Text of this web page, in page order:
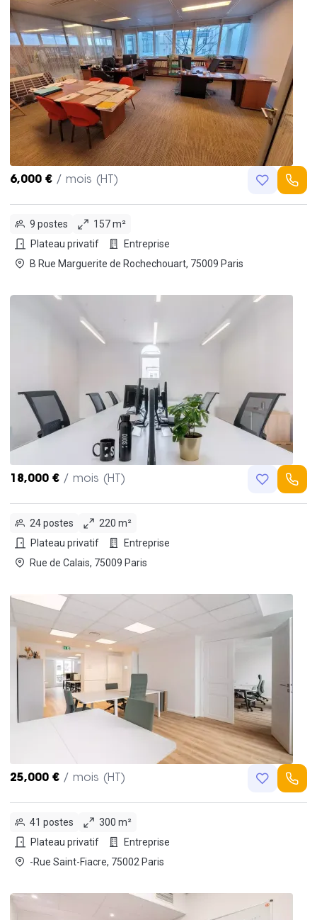
6,000 € / mois (HT)
9 postes
157 m²
Plateau privatif
Entreprise
B Rue Marguerite de Rochechouart, 75009 Paris
18,000 € / mois (HT)
24 postes
220 m²
Plateau privatif
Entreprise
Rue de Calais, 75009 Paris
25,000 € / mois (HT)
41 postes
300 m²
Plateau privatif
Entreprise
-Rue Saint-Fiacre, 75002 Paris